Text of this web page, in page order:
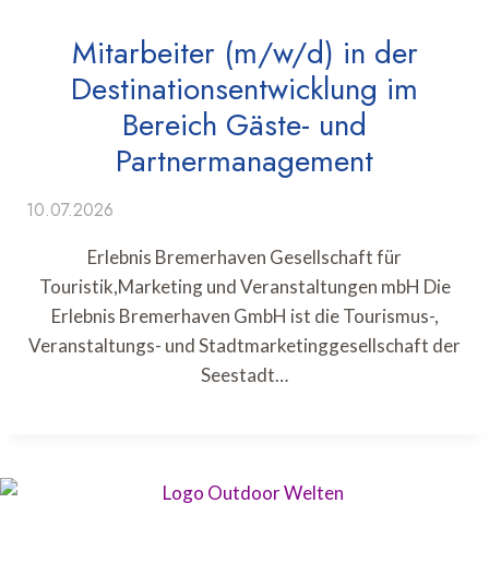
Mitarbeiter (m/w/d) in der
Destinationsentwicklung im
Bereich Gäste- und
Partnermanagement
10.07.2026
Erlebnis Bremerhaven Gesellschaft für
Touristik,Marketing und Veranstaltungen mbH Die
Erlebnis Bremerhaven GmbH ist die Tourismus-,
Veranstaltungs- und Stadtmarketinggesellschaft der
Seestadt…